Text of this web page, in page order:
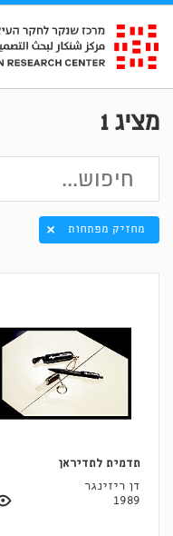
מציג1
מחזיק מפתחות
תדמית לתדיראן
דן ריזינגר
1989